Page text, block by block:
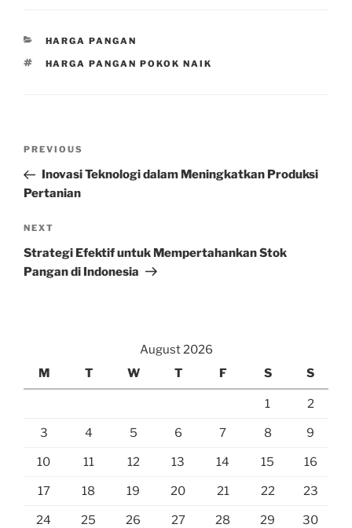
CATEGORIES
HARGA PANGAN
TAGS
HARGA PANGAN POKOK NAIK
Previous
Post
PREVIOUS
Inovasi Teknologi dalam Meningkatkan Produksi
Pertanian
Next
Post
NEXT
Strategi Efektif untuk Mempertahankan Stok
Pangan di Indonesia
August 2026
M
T W T F S S
1 2
3 4 5 6 7 8 9
10 11 12 13 14 15 16
17 18 19 20 21 22 23
24 25 26 27 28 29 30